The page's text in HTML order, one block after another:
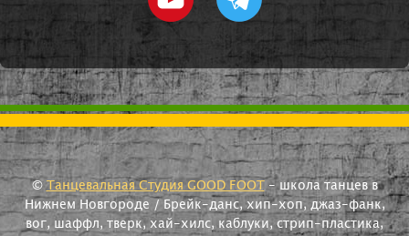
©Танцевальная Студия GOOD FOOT - школа танцев в
Нижнем Новгороде / Брейк-данс, хип-хоп, джаз-фанк,
вог, шаффл, тверк, хай-хилс, каблуки, стрип-пластика,